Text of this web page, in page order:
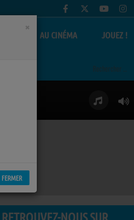
AU CINÉMA JOUEZ !
RETROUVEZ-NOUS SUR
×
FERMER